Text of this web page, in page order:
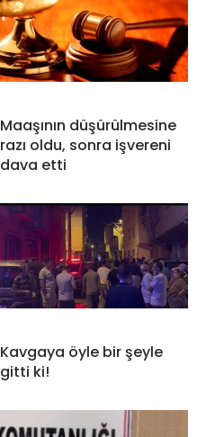
Maaşının düşürülmesine
razı oldu, sonra işvereni
dava etti
Kavgaya öyle bir şeyle
gitti ki!